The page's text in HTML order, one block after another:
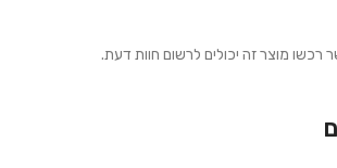
מוצר זה יכולים לרשום חוות דעת.